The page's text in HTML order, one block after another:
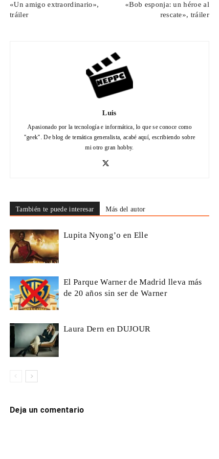
«Un amigo extraordinario»,
tráiler
«Bob esponja: un héroe al
rescate», tráiler
Luis
Apasionado por la tecnología e informática, lo que se conoce como
"geek". De blog de temática generalista, acabé aquí, escribiendo sobre
mi otro gran hobby.
También te puede interesar Más del autor
Lupita Nyong’o en Elle
El Parque Warner de Madrid lleva más
de 20 años sin ser de Warner
Laura Dern en DUJOUR
Deja un comentario